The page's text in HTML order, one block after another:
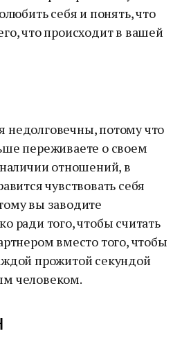
себя и понять, что
что происходит в вашей
потому что
переживаете о своем
отношений, в
чувствовать себя
вы заводите
ради того, чтобы считать
вместо того, чтобы
прожитой секундой
человеком.